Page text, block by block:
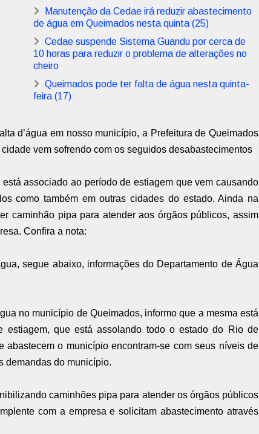
Manutenção da Cedae irá reduzir abastecimento
de água em Queimados nesta quinta (25)
Cedae suspende Sistema Guandu por cerca de
10 horas para reduzir o problema de alterações no
cheiro
Queimados pode ter falta de água nesta quinta-
feira (17)
d’água em nosso município, a Prefeitura de Queimados
vem sofrendo com os seguidos desabastecimentos
associado ao período de estiagem que vem causando
como também em outras cidades do estado. Ainda na
caminhão pipa para atender aos órgãos públicos, assim
Confira a nota:
segue abaixo, informações do Departamento de Água
no município de Queimados, informo que a mesma está
estiagem, que está assolando todo o estado do Rio de
abastecem o município encontram-se com seus níveis de
demandas do município.
caminhões pipa para atender os órgãos públicos
com a empresa e solicitam abastecimento através